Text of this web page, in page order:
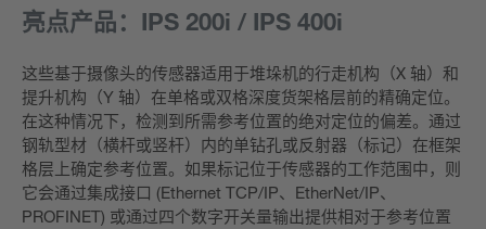
亮点产品：IPS 200i / IPS 400i
这些基于摄像头的传感器适用于堆垛机的行走机构（X 轴）和
提升机构（Y 轴）在单格或双格深度货架格层前的精确定位。
在这种情况下，检测到所需参考位置的绝对定位的偏差。通过
钢轨型材（横杆或竖杆）内的单钻孔或反射器（标记）在框架
格层上确定参考位置。如果标记位于传感器的工作范围中，则
它会通过集成接口 (Ethernet TCP/IP、EtherNet/IP、
PROFINET) 或通过四个数字开关量输出提供相对于参考位置